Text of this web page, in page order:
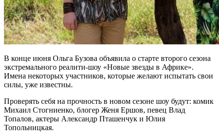
В конце июня Ольга Бузова объявила о старте второго сезона
экстремального реалити-шоу «Новые звезды в Африке».
Имена некоторых участников, которые желают испытать свои
силы, уже известны.
Проверять себя на прочность в новом сезоне шоу будут: комик
Михаил Стогниенко, блогер Женя Ершов, певец Влад
Топалов, актеры Александр Пташенчук и Юлия
Топольницкая.